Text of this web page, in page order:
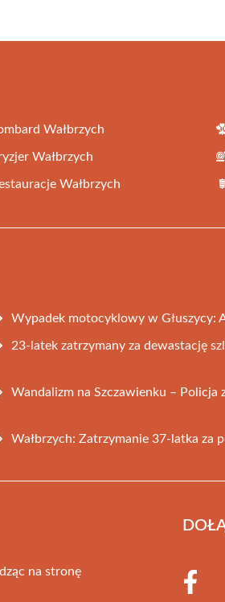
Wałbrzych
Wałbrzych
Wałbrzych
Wypadek motocyklowy w Głuszycy:
23-latek zatrzymany za dewastację
Wandalizm na Szczawienku – Policja
Wałbrzych: Zatrzymanie 37-latka za
na stronę